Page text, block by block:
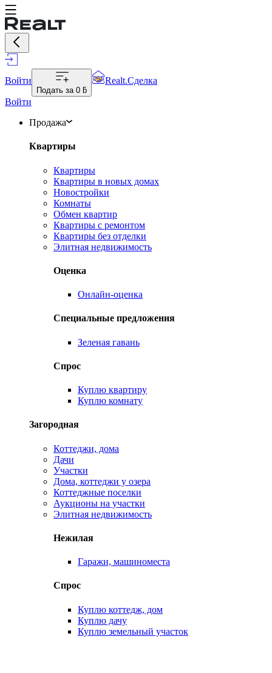
Войти
Подать за 0 ƃ
Realt.Сделка
Войти
Продажа
Квартиры
Квартиры
Квартиры в новых домах
Новостройки
Комнаты
Обмен квартир
Квартиры с ремонтом
Квартиры без отделки
Элитная недвижимость
Оценка
Онлайн-оценка
Специальные предложения
Зеленая гавань
Спрос
Куплю квартиру
Куплю комнату
Загородная
Коттеджи, дома
Дачи
Участки
Дома, коттеджи у озера
Коттеджные поселки
Аукционы на участки
Элитная недвижимость
Нежилая
Гаражи, машиноместа
Спрос
Куплю коттедж, дом
Куплю дачу
Куплю земельный участок